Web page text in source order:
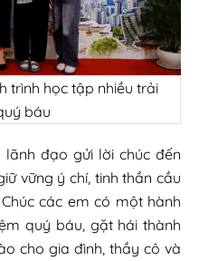
trình học tập nhiều trải
báu
đạo gửi lời chúc đến
vững ý chí, tinh thần cầu
các em có một hành
quý báu, gặt hái thành
cho gia đình, thầy cô và